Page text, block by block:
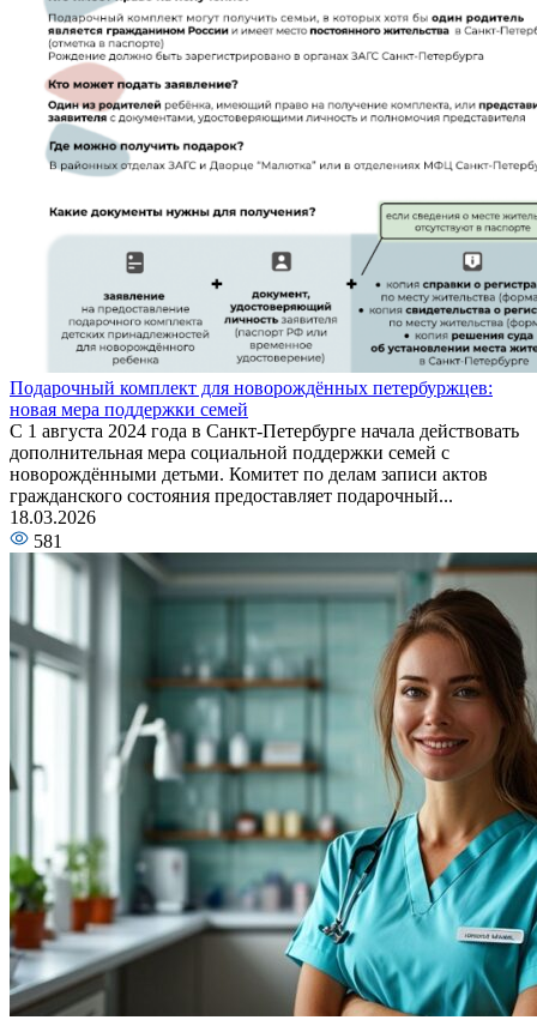
Подарочный комплект для новорождённых петербуржцев:
новая мера поддержки семей
С 1 августа 2024 года в Санкт-Петербурге начала действовать
дополнительная мера социальной поддержки семей с
новорождёнными детьми. Комитет по делам записи актов
гражданского состояния предоставляет подарочный...
18.03.2026
581